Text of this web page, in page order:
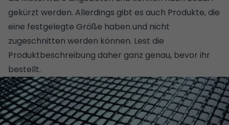
gekürzt werden. Allerdings gibt es auch Produkte, die
eine festgelegte Größe haben und nicht
zugeschnitten werden können. Lest die
Produktbeschreibung daher ganz genau, bevor ihr
bestellt.